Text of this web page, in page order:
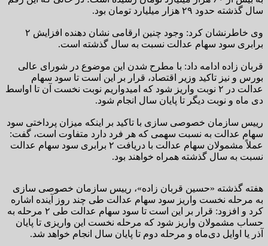
سال گذشته حدود ۲۹ هزار میلیارد تومان بود.
وی خاطرنشان کرد: وجود چنین ارقامی نشان دهنده افزایش ۲
برابری سود سهام عدالت نسبت به سال گذشته است.
قربان زاده ادامه داد: با مطرح شدن این موضوع در شورای عالی
بورس و نیز تاکید وزیر اقتصاد، قرار بر این است تا سود سهام
عدالت در ۲ نوبت واریز شود که امیدواریم نوبت نخست آن تا اواسط
دی ماه و نوبت دیگر تا پایان سال انجام شود.
رییس سازمان خصوصی سازی با تاکید بر اینکه میزان پرداختی سود
سهام عدالت به نسبت سهمی که هر فرد دارد متفاوت است، گفت:
عملاً مشمولان سهام عدالت با دریافت ۲ برابری سود سهام عدالت
نسبت به سال گذشته همراه خواهند بود.
هفته گذشته «حسین قربان زاده»، رییس سازمان خصوصی سازی
به مرحله نخست واریز سود سهام عدالت طی چند روز آینده اشاره
کرد و افزود: قرار بر این است تا سود سهام عدالت طی ۲ مرحله به
حساب مشمولان واریز شود که مرحله نخست این واریزی تا پایان
آذر یا اوایل دی‌ماه و مرحله دوم تا پایان سال انجام خواهد شد.